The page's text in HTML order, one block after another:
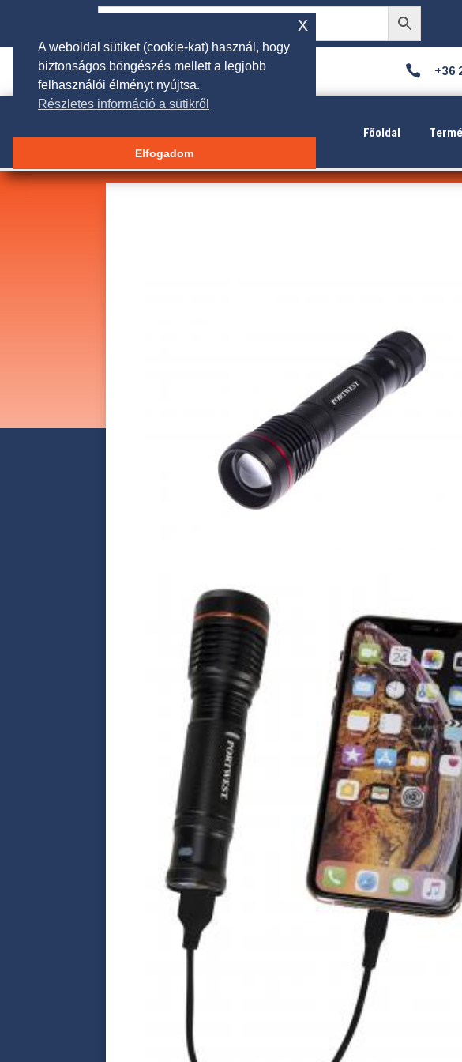
 rendeles@galgakertigep.hu  +36
Főoldal
A weboldal sütiket (cookie-kat) használ, hogy
biztonságos böngészés mellett a legjobb
felhasználói élményt nyújtsa.
Részletes információ a sütikről
Elfogadom
x